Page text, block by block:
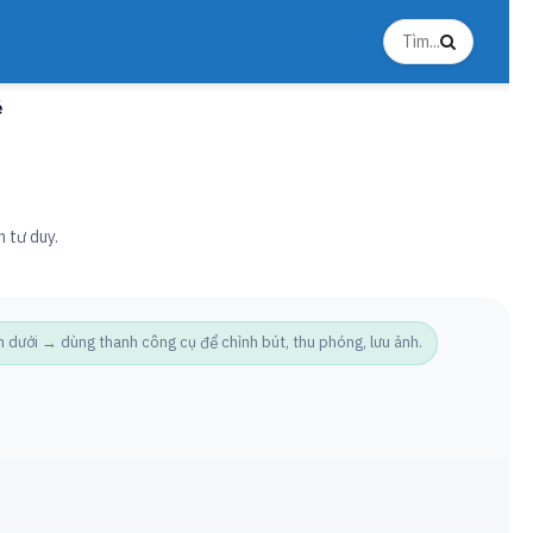
tư duy.
→ dùng thanh công cụ để chỉnh bút, thu phóng, lưu ảnh.